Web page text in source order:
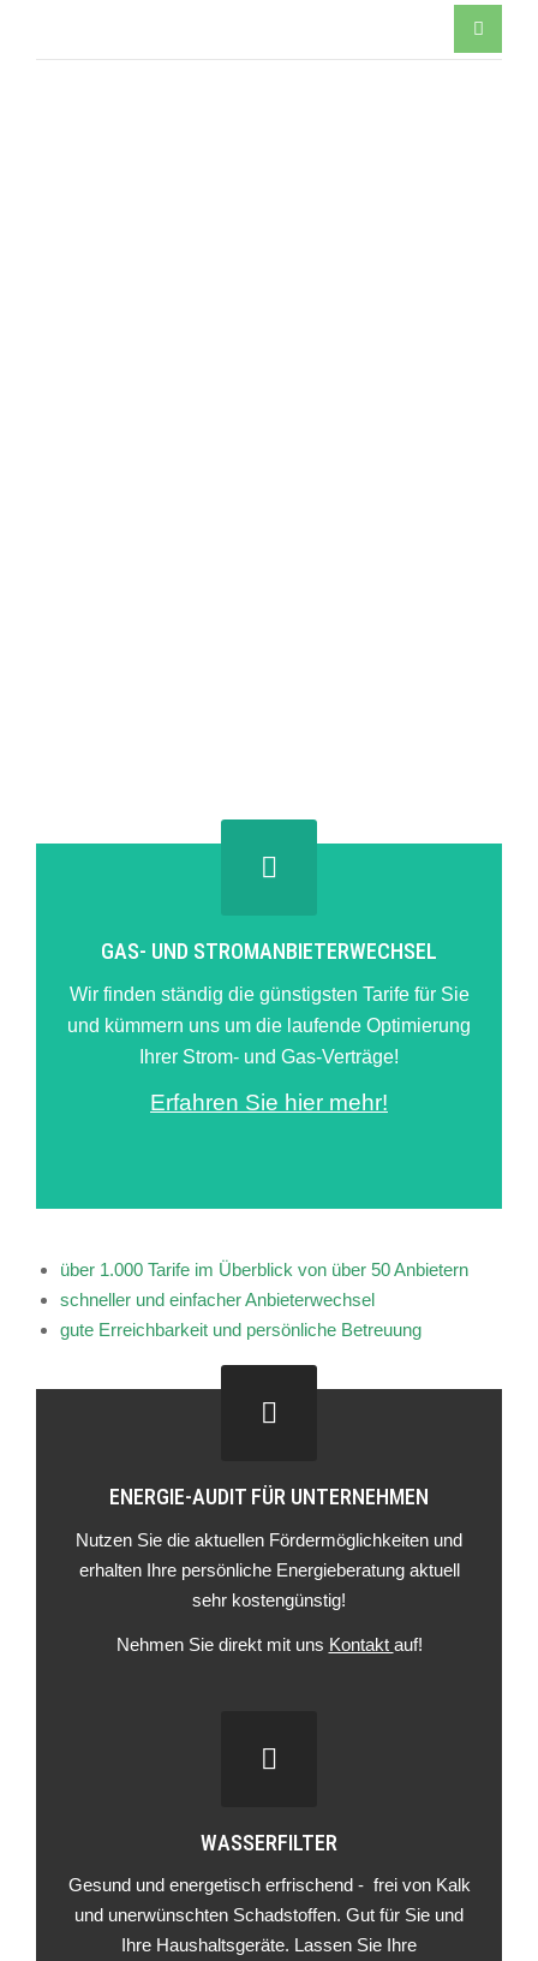
GAS- UND STROMANBIETERWECHSEL
Wir finden ständig die günstigsten Tarife für Sie
und kümmern uns um die laufende Optimierung
Ihrer Strom- und Gas-Verträge!
Erfahren Sie hier mehr!
über 1.000 Tarife im Überblick von über 50 Anbietern
schneller und einfacher Anbieterwechsel
gute Erreichbarkeit und persönliche Betreuung
ENERGIE-AUDIT FÜR UNTERNEHMEN
Nutzen Sie die aktuellen Fördermöglichkeiten und
erhalten Ihre persönliche Energieberatung aktuell
sehr kostengünstig!
Nehmen Sie direkt mit uns Kontakt auf!
WASSERFILTER
Gesund und energetisch erfrischend - frei von Kalk
und unerwünschten Schadstoffen. Gut für Sie und
Ihre Haushaltsgeräte. Lassen Sie Ihre